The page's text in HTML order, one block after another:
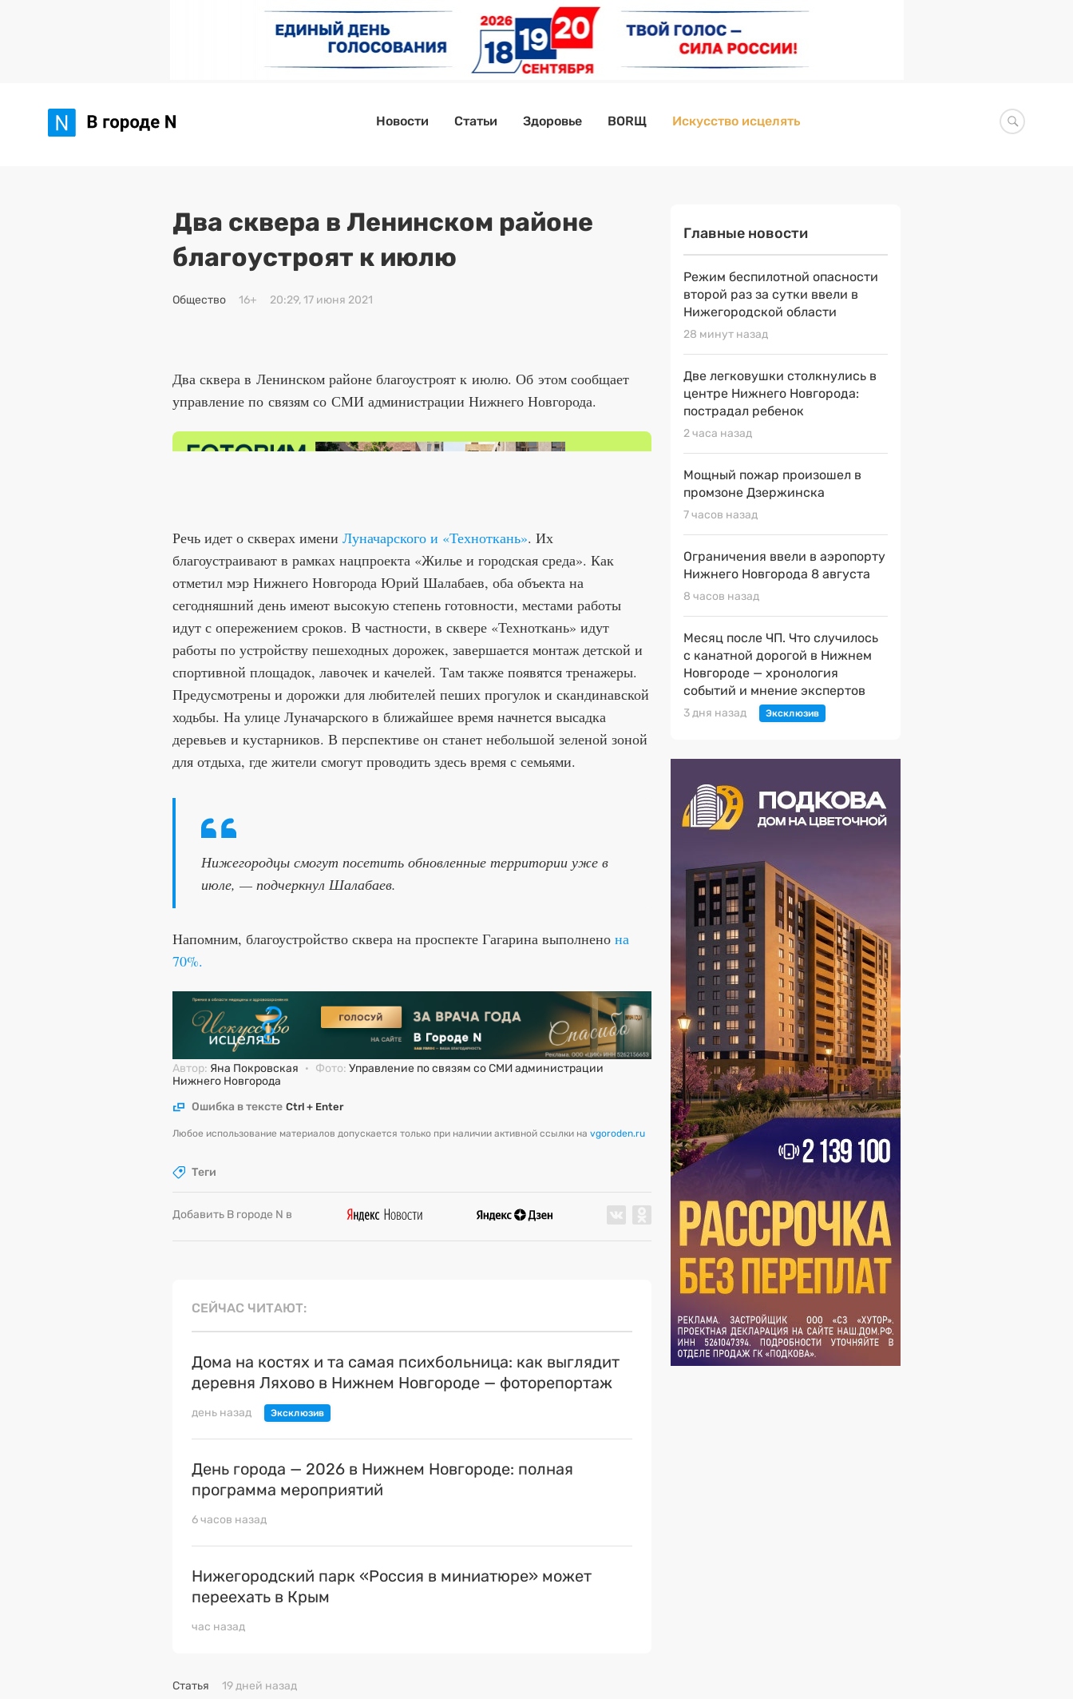
Новости Статьи Здоровье BORЩ Искусство исцелять
Два сквера в Ленинском районе
благоустроят к июлю
Общество 16+ 20:29, 17 июня 2021
Два сквера в Ленинском районе благоустроят к июлю. Об этом сообщает
управление по связям со СМИ администрации Нижнего Новгорода.
Речь идет о скверах имени Луначарского и «Техноткань». Их
благоустраивают в рамках нацпроекта «Жилье и городская среда». Как
отметил мэр Нижнего Новгорода Юрий Шалабаев, оба объекта на
сегодняшний день имеют высокую степень готовности, местами работы
идут с опережением сроков. В частности, в сквере «Техноткань» идут
работы по устройству пешеходных дорожек, завершается монтаж детской и
спортивной площадок, лавочек и качелей. Там также появятся тренажеры.
Предусмотрены и дорожки для любителей пеших прогулок и скандинавской
ходьбы. На улице Луначарского в ближайшее время начнется высадка
деревьев и кустарников. В перспективе он станет небольшой зеленой зоной
для отдыха, где жители смогут проводить здесь время с семьями.
Нижегородцы смогут посетить обновленные территории уже в
июле, — подчеркнул Шалабаев.
Напомним, благоустройство сквера на проспекте Гагарина выполнено на
70%.
Автор: Яна Покровская · Фото: Управление по связям со СМИ администрации
Нижнего Новгорода
Ошибка в тексте Ctrl + Enter
Любое использование материалов допускается только при наличии активной ссылки на vgoroden.ru
Теги
Добавить В городе N в
СЕЙЧАС ЧИТАЮТ
Дома на костях и та самая психбольница: как выглядит
деревня Ляхово в Нижнем Новгороде — фоторепортаж
день назад
День города — 2026 в Нижнем Новгороде: полная
программа мероприятий
6 часов назад
Нижегородский парк «Россия в миниатюре» может
переехать в Крым
час назад
Статья 19 дней назад
Главные новости
Режим беспилотной опасности
второй раз за сутки ввели в
Нижегородской области
28 минут назад
Две легковушки столкнулись в
центре Нижнего Новгорода:
пострадал ребенок
2 часа назад
Мощный пожар произошел в
промзоне Дзержинска
7 часов назад
Ограничения ввели в аэропорту
Нижнего Новгорода 8 августа
8 часов назад
Месяц после ЧП. Что случилось
с канатной дорогой в Нижнем
Новгороде — хронология
событий и мнение экспертов
3 дня назад